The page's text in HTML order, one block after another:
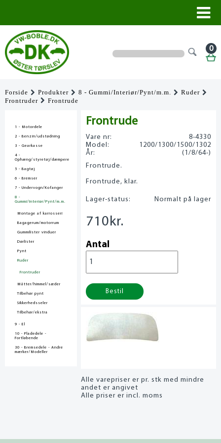
0
Forside Produkter 8 - Gummi/Interiør/Pynt/m.m.
Ruder
Frontruder
Frontrude
1 - Motordele
2 - Benzin/udstødning
3 - Gearkasse
4 -
Ophæng/styretøj/dæmpere
5 - Bagtøj
6 - Bremser
7 - Undervogn/Kofanger
8 -
Gummi/Interiør/Pynt/m.m.
Montage af karrosseri
Bagagerum/motorrum
Gummilister vinduer
Dørlister
Pynt
Ruder
Frontruder
Måtter/himmel/sæder
Tilbehør pynt
Sikkerhedsseler
Tilbehør/ekstra
9 - El
10 - Pladedele -
Fortløbende
30 - Bremsedele - Andre
mærker/Modeller
Frontrude
Vare nr:
8-4330
Model:
1200/1300/1500/1302
År:
(1/8/64-)
Frontrude.
Frontrude, klar.
Lager-status: Normalt på lager
710kr.
Antal
Bestil
Alle varepriser er pr. stk med mindre
andet er angivet
Alle priser er incl. moms